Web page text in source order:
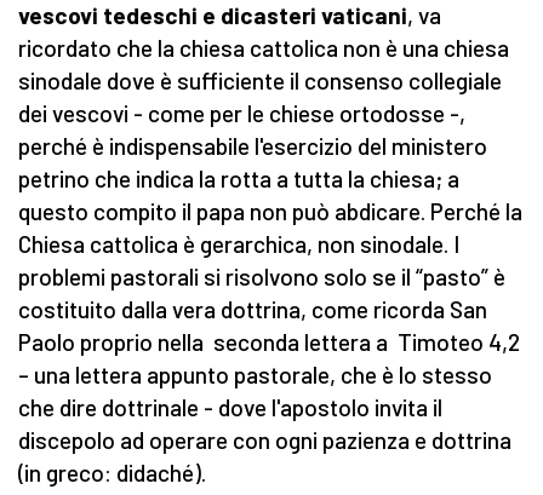
vescovi tedeschi e dicasteri vaticani, va
ricordato che la chiesa cattolica non è una chiesa
sinodale dove è sufficiente il consenso collegiale
dei vescovi - come per le chiese ortodosse -,
perché è indispensabile l'esercizio del ministero
petrino che indica la rotta a tutta la chiesa; a
questo compito il papa non può abdicare. Perché la
Chiesa cattolica è gerarchica, non sinodale. I
problemi pastorali si risolvono solo se il “pasto” è
costituito dalla vera dottrina, come ricorda San
Paolo proprio nella seconda lettera a Timoteo 4,2
– una lettera appunto pastorale, che è lo stesso
che dire dottrinale - dove l'apostolo invita il
discepolo ad operare con ogni pazienza e dottrina
(in greco: didaché).